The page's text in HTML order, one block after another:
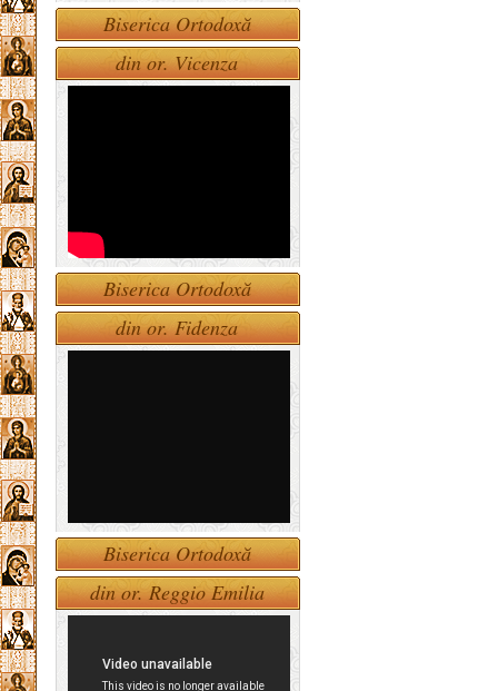
Biserica Ortodoxă
din or. Vicenza
Biserica Ortodoxă
din or. Fidenza
Biserica Ortodoxă
din or. Reggio Emilia